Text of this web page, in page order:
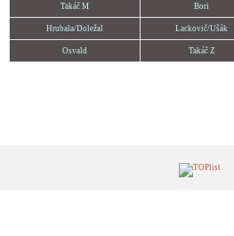
Takáč M Bori
Hrubala/Doležal Lackovič/Ušák
Osvald Takáč Z